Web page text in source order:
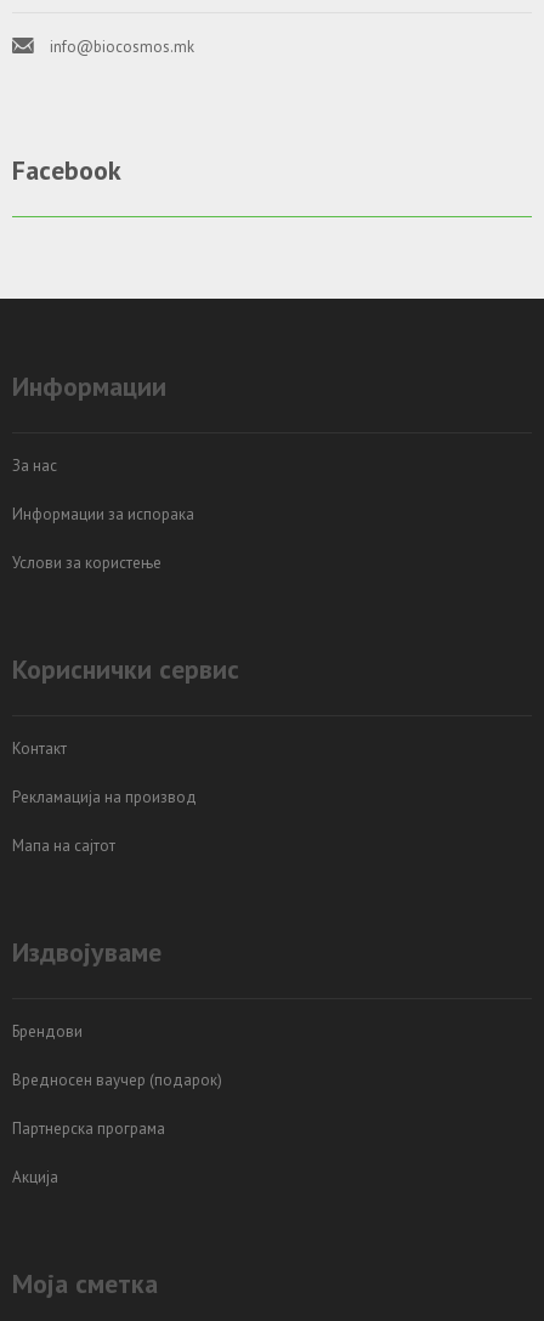
info@biocosmos.mk
Facebook
Информации
За нас
Информации за испорака
Услови за користење
Кориснички сервис
Контакт
Рекламација на производ
Мапа на сајтот
Издвојуваме
Брендови
Вредносен ваучер (подарок)
Партнерска програма
Акција
Моја сметка